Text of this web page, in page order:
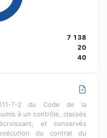
7 138
20
40
7-2 du Code de la
à un contrôle, classés
et conservés
du contrat du